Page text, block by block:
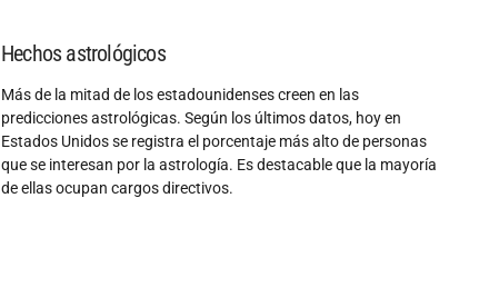
Hechos astrológicos
Más de la mitad de los estadounidenses creen en las
predicciones astrológicas. Según los últimos datos, hoy en
Estados Unidos se registra el porcentaje más alto de personas
que se interesan por la astrología. Es destacable que la mayoría
de ellas ocupan cargos directivos.